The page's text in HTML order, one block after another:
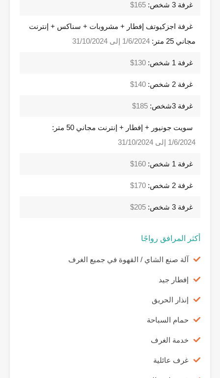
غرفة 3 شخص: 165$
غرفة اجزكيوتف إفطار + مشروبات + سناكس + إنترنت
مجاني 25 متر:
1/6/2024 إلى 31/10/2024
غرفة 1 شخص: 130$
غرفة 2 شخص: 140$
غرفة 3شخص: 185$
سويت جونيور + إفطار + إنترنت مجاني 50 متر:
1/6/2024 إلى 31/10/2024
غرفة 1 شخص: 160$
غرفة 2 شخص: 170$
غرفة 3 شخص: 205$
أكثر المرافق رواجًا
آلة صنع الشاي / القهوة في جميع الغرف
إفطار جيد
إنذار الحريق
حمام السباحة
خدمة الغرف
غرف عائلية